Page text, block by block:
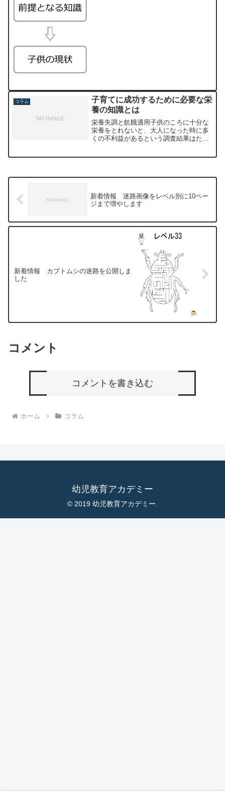
コラム
子育てに成功するために必要な栄
養の知識とは
栄養失調と飢餓適用子供のころに十分な
栄養をとれないと、大人になった時に多
くの不利益があるという調査結果はたく
新着情報 迷路画像をレベル別に10ペー
ジまで増やします
新着情報 カブトムシの迷路を公開しま
した
コメント
コメントを書き込む
ホーム コラム
幼児教育アカデミー
© 2019 幼児教育アカデミー.